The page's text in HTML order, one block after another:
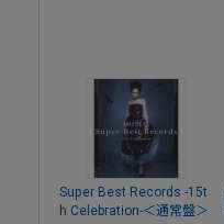
Super Best Records -15t
h Celebration-＜通常盤＞